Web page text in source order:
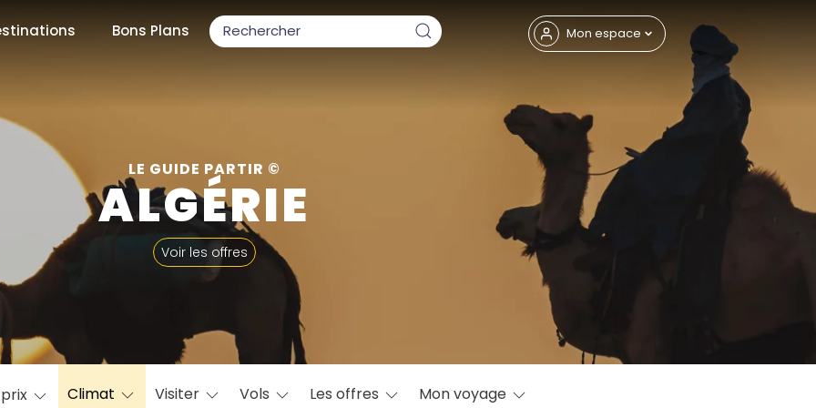
Bons Plans Mon espace
LE GUIDE PARTIR ©
ALGÉRIE
Voir les offres
Climat Visiter Vols Les offres Mon voyage
Fermer
populaires
mois
Février Juillet